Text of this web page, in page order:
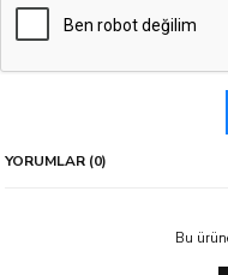
YORUMLAR (0)
Bu